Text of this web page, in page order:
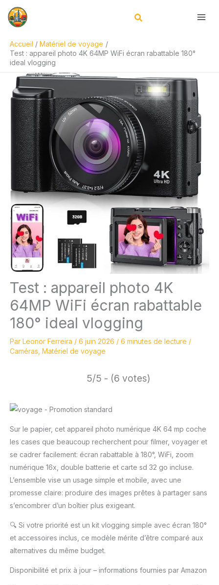
Accueil
Matériel de voyage
Test : appareil photo 4K 64MP WiFi écran rabattable 180°
ideal vlogging
Test : appareil photo 4K
64MP WiFi écran rabattable
180° ideal vlogging
Par Leonor Ferreira / 6 juin 2026 / 6 minutes de lecture /
Caméras Matériel de voyage
5/5 - (6 votes)
Sur le papier, cet appareil photo numérique 4K 64 mp coche
les cases que beaucoup recherchent pour filmer, voyager et
se cadrer facilement: écran rabattable à 180°, WiFi, zoom
numérique 16x, double batterie et carte sd 32 go incluse.
L’ensemble vise un usage simple et mobile, avec une
promesse claire: produire des images prêtes à partager sans
s’encombrer d’un boîtier plus exigeant.
🔍 Si votre priorité est un kit vlogging simple avec écran 180°
et accessoires inclus, ce modèle mérite d’être comparé aux
alternatives du même budget.
Disponibilité et prix à jour – informations fournies par Amazon
R
e
h
e
c